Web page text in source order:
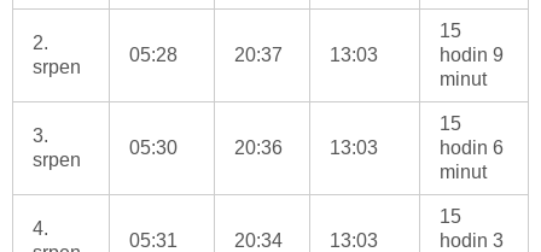
2.
srpen
05:28 20:37 13:03
15
hodin 9
minut
3.
srpen
05:30 20:36 13:03
15
hodin 6
minut
4.
05:31 20:34 13:03
15
hodin 3